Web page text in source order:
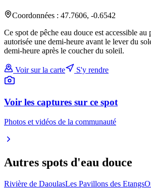
Coordonnées : 47.7606, -0.6542
Ce spot de pêche eau douce est accessible
autorisée une demi-heure avant le lever du
demi-heure après le coucher du soleil.
Voir sur la carte S'y rendre
Voir les captures sur ce spot
Photos et vidéos de la communauté
Autres spots d'eau douce
Rivière de DaoulasLes Pavillons des Etangs